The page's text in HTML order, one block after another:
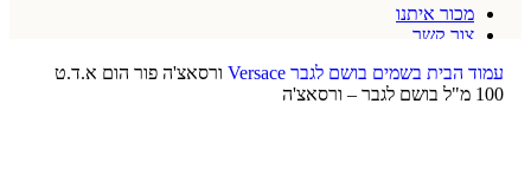
מכור איתנו
צור קשר
עמוד הבית בשמים בושם לגבר Versace ורסאצ'ה פור הום א.ד.ט
100 מ"ל בושם לגבר – ורסאצ'ה